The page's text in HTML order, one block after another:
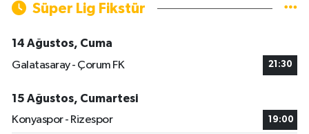
Süper Lig Fikstür
14 Ağustos, Cuma
Galatasaray - Çorum FK
21:30
15 Ağustos, Cumartesi
Konyaspor - Rizespor
19:00